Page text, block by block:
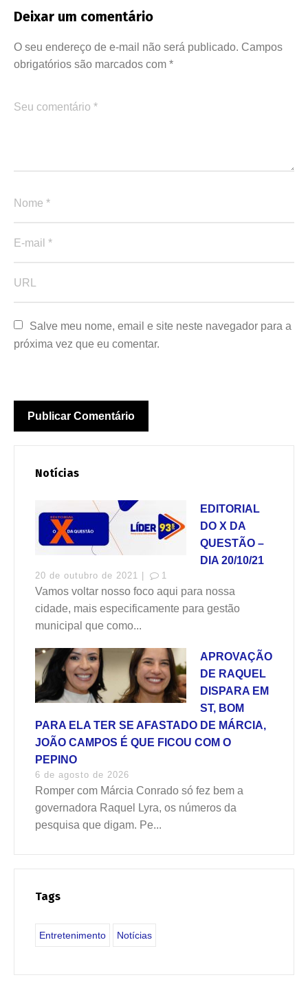
Deixar um comentário
O seu endereço de e-mail não será publicado. Campos
obrigatórios são marcados com *
Salve meu nome, email e site neste navegador para a
próxima vez que eu comentar.
Notícias
EDITORIAL
DO X DA
QUESTÃO –
DIA 20/10/21
20 de outubro de 2021 | 1
Vamos voltar nosso foco aqui para nossa
cidade, mais especificamente para gestão
municipal que como...
APROVAÇÃO
DE RAQUEL
DISPARA EM
ST, BOM
PARA ELA TER SE AFASTADO DE MÁRCIA,
JOÃO CAMPOS É QUE FICOU COM O
PEPINO
6 de agosto de 2026
Romper com Márcia Conrado só fez bem a
governadora Raquel Lyra, os números da
pesquisa que digam. Pe...
Tags
Entretenimento Notícias